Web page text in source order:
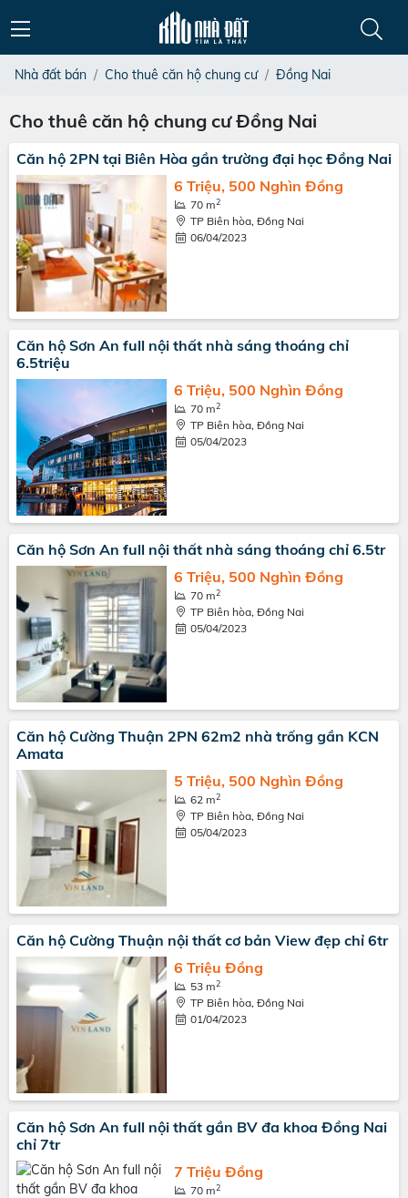
Nhà đất bán Cho thuê căn hộ chung cư Đồng Nai
Cho thuê căn hộ chung cư Đồng Nai
Căn hộ 2PN tại Biên Hòa gần trường đại học Đồng Nai
6 Triệu, 500 Nghìn Đồng
70 m2
TP Biên hòa, Đồng Nai
06/04/2023
Căn hộ Sơn An full nội thất nhà sáng thoáng chỉ
6.5triệu
6 Triệu, 500 Nghìn Đồng
70 m2
TP Biên hòa, Đồng Nai
05/04/2023
Căn hộ Sơn An full nội thất nhà sáng thoáng chỉ 6.5tr
6 Triệu, 500 Nghìn Đồng
70 m2
TP Biên hòa, Đồng Nai
05/04/2023
Căn hộ Cường Thuận 2PN 62m2 nhà trống gần KCN
Amata
5 Triệu, 500 Nghìn Đồng
62 m2
TP Biên hòa, Đồng Nai
05/04/2023
Căn hộ Cường Thuận nội thất cơ bản View đẹp chỉ 6tr
6 Triệu Đồng
53 m2
TP Biên hòa, Đồng Nai
01/04/2023
Căn hộ Sơn An full nội thất gần BV đa khoa Đồng Nai
chỉ 7tr
7 Triệu Đồng
70 m2